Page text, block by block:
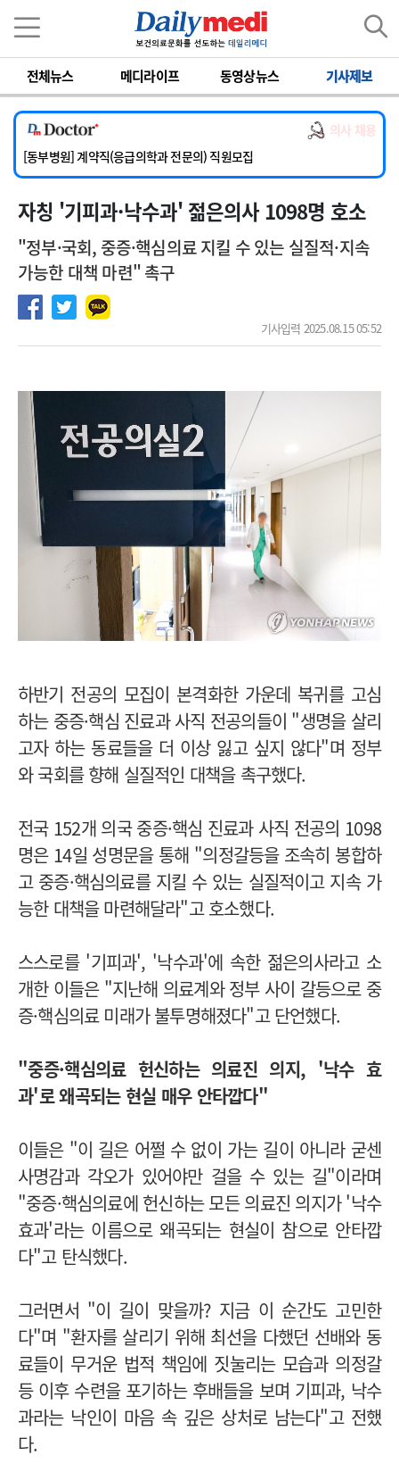
전체뉴스 메디라이프 동영상뉴스 기사제보
의사 채용
[서울아산병원] 2026년 하반기 인턴 모집
[영남대학교의료원] 마취통증의학과 임기제 임상의사 채용
[충남대학교병원] 소아청소년과(소아응급전담) 계약직 의사 공개채용
[동부병원] 계약직(응급의학과 전문의) 직원모집
[이대목동병원] 하반기 전공의(레지던트1년차) 모집
[서울아산병원] 2026년 하반기 인턴 모집
자칭 '기피과·낙수과' 젊은의사 1098명 호소
"정부·국회, 중증·핵심의료 지킬 수 있는 실질적·지속
가능한 대책 마련" 촉구
기사입력 2025.08.15 05:52
하반기 전공의 모집이 본격화한 가운데 복귀를 고심
하는 중증·핵심 진료과 사직 전공의들이 "생명을 살리
고자 하는 동료들을 더 이상 잃고 싶지 않다"며 정부
와 국회를 향해 실질적인 대책을 촉구했다.
전국 152개 의국 중증·핵심 진료과 사직 전공의 1098
명은 14일 성명문을 통해 "의정갈등을 조속히 봉합하
고 중증·핵심의료를 지킬 수 있는 실질적이고 지속 가
능한 대책을 마련해달라"고 호소했다.
스스로를 '기피과', '낙수과'에 속한 젊은의사라고 소
개한 이들은 "지난해 의료계와 정부 사이 갈등으로 중
증·핵심의료 미래가 불투명해졌다"고 단언했다.
"중증·핵심의료 헌신하는 의료진 의지, '낙수 효
과'로 왜곡되는 현실 매우 안타깝다"
이들은 "이 길은 어쩔 수 없이 가는 길이 아니라 굳센
사명감과 각오가 있어야만 걸을 수 있는 길"이라며
"중증·핵심의료에 헌신하는 모든 의료진 의지가 '낙수
효과'라는 이름으로 왜곡되는 현실이 참으로 안타깝
다"고 탄식했다.
그러면서 "이 길이 맞을까? 지금 이 순간도 고민한
다"며 "환자를 살리기 위해 최선을 다했던 선배와 동
료들이 무거운 법적 책임에 짓눌리는 모습과 의정갈
등 이후 수련을 포기하는 후배들을 보며 기피과, 낙수
과라는 낙인이 마음 속 깊은 상처로 남는다"고 전했
다.